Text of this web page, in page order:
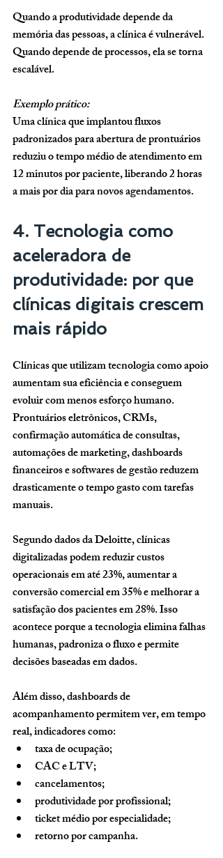
Quando a produtividade depende da
memória das pessoas, a clínica é vulnerável.
Quando depende de processos, ela se torna
escalável.
Exemplo prático:
Uma clínica que implantou fluxos
padronizados para abertura de prontuários
reduziu o tempo médio de atendimento em
12 minutos por paciente, liberando 2 horas
a mais por dia para novos agendamentos.
4. Tecnologia como
aceleradora de
produtividade: por que
clínicas digitais crescem
mais rápido
Clínicas que utilizam tecnologia como apoio
aumentam sua eficiência e conseguem
evoluir com menos esforço humano.
Prontuários eletrônicos, CRMs,
confirmação automática de consultas,
automações de marketing, dashboards
financeiros e softwares de gestão reduzem
drasticamente o tempo gasto com tarefas
manuais.
Segundo dados da Deloitte, clínicas
digitalizadas podem reduzir custos
operacionais em até 23%, aumentar a
conversão comercial em 35% e melhorar a
satisfação dos pacientes em 28%. Isso
acontece porque a tecnologia elimina falhas
humanas, padroniza o fluxo e permite
decisões baseadas em dados.
Além disso, dashboards de
acompanhamento permitem ver, em tempo
real, indicadores como:
taxa de ocupação;
CAC e LTV;
cancelamentos;
produtividade por profissional;
ticket médio por especialidade;
retorno por campanha.